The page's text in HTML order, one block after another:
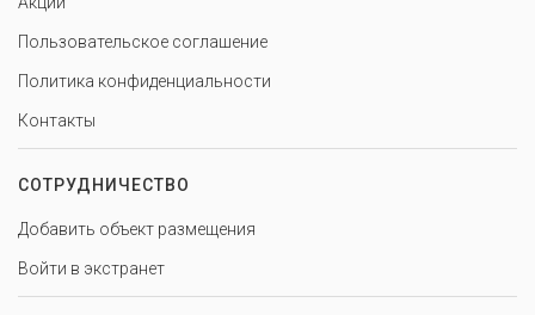
Пользовательское соглашение
Политика конфиденциальности
Контакты
СОТРУДНИЧЕСТВО
Добавить объект размещения
Войти в экстранет